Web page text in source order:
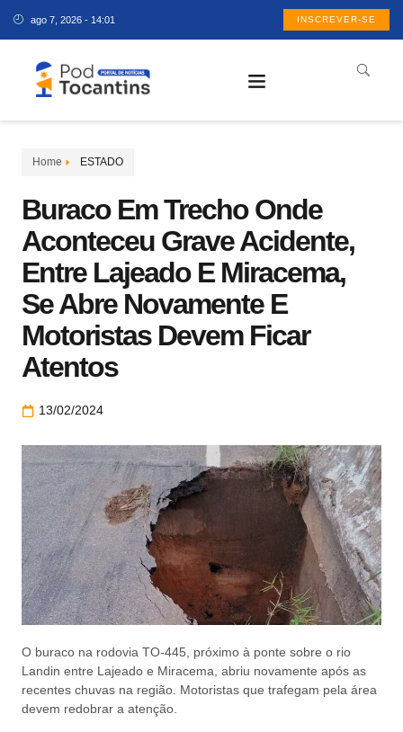
ago 7, 2026 - 14:01 INSCREVER-SE
Home ESTADO
Buraco Em Trecho Onde
Aconteceu Grave Acidente,
Entre Lajeado E Miracema,
Se Abre Novamente E
Motoristas Devem Ficar
Atentos
13/02/2024
O buraco na rodovia TO-445, próximo à ponte sobre o rio
Landin entre Lajeado e Miracema, abriu novamente após as
recentes chuvas na região. Motoristas que trafegam pela área
devem redobrar a atenção.